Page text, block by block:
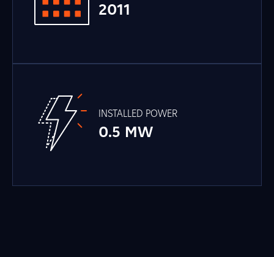
2011
INSTALLED POWER
0.5 MW